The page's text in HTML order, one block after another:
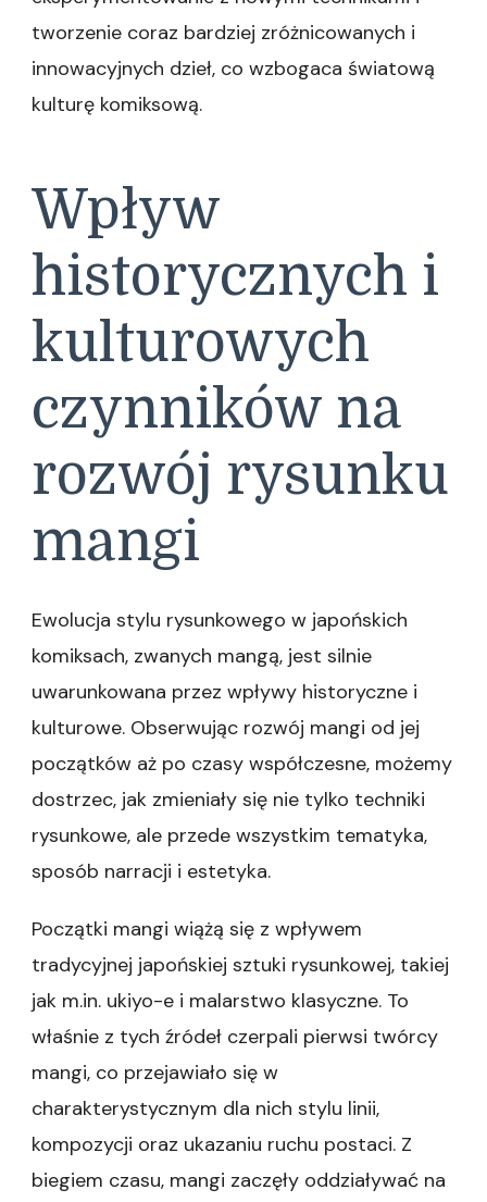
tworzenie coraz bardziej zróżnicowanych i
innowacyjnych dzieł, co wzbogaca światową
kulturę komiksową.
Wpływ
historycznych i
kulturowych
czynników na
rozwój rysunku
mangi
Ewolucja stylu rysunkowego w japońskich
komiksach, zwanych mangą, jest silnie
uwarunkowana przez wpływy historyczne i
kulturowe. Obserwując rozwój mangi od jej
początków aż po czasy współczesne, możemy
dostrzec, jak zmieniały się nie tylko techniki
rysunkowe, ale przede wszystkim tematyka,
sposób narracji i estetyka.
Początki mangi wiążą się z wpływem
tradycyjnej japońskiej sztuki rysunkowej, takiej
jak m.in. ukiyo-e i malarstwo klasyczne. To
właśnie z tych źródeł czerpali pierwsi twórcy
mangi, co przejawiało się w
charakterystycznym dla nich stylu linii,
kompozycji oraz ukazaniu ruchu postaci. Z
biegiem czasu, mangi zaczęły oddziaływać na